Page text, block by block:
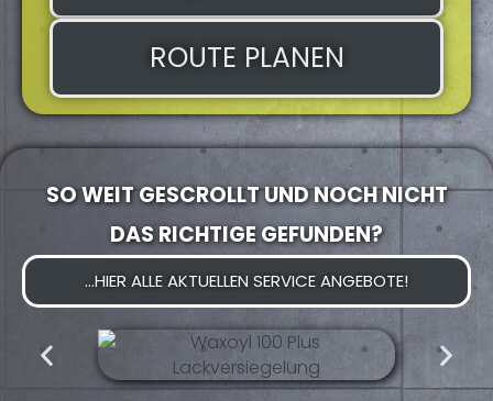
ROUTE PLANEN
SO WEIT GESCROLLT UND NOCH NICHT
DAS RICHTIGE GEFUNDEN?
...HIER ALLE AKTUELLEN SERVICE ANGEBOTE!